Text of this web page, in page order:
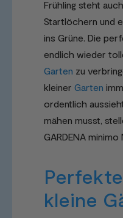
Frühling steht
Startlöchern und
ins Grüne. Die
endlich wieder
Garten zu
kleiner Garten
ordentlich
mähen musst,
GARDENA
kleine